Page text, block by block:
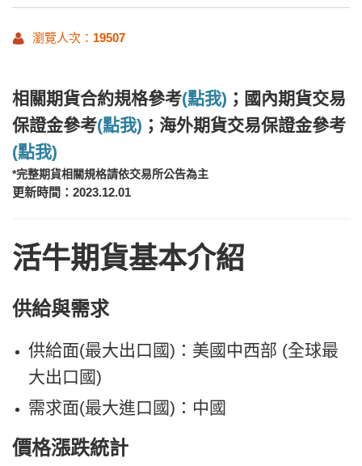
瀏覽人次： 19507
相關期貨合約規格參考(點我) ； 國內期貨交易
保證金參考(點我) ；海外期貨交易保證金參考
(點我)
*完整期貨相關規格請依交易所公告為主
更新時間：2023.12.01
活牛期貨基本介紹
供給與需求
供給面(最大出口國)： 美國中西部 (全球最
大出口國)
需求面(最大進口國)：中國 ​
價格漲跌統計